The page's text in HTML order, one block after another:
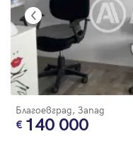
Благоевград, Запад
140 000